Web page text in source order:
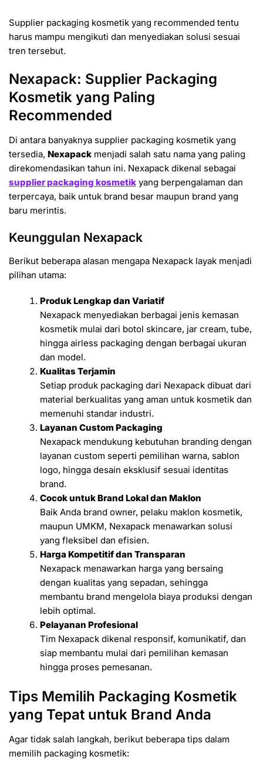
Supplier packaging kosmetik yang recommended tentu
harus mampu mengikuti dan menyediakan solusi sesuai
tren tersebut.
Nexapack: Supplier Packaging
Kosmetik yang Paling
Recommended
Di antara banyaknya supplier packaging kosmetik yang
tersedia, Nexapack menjadi salah satu nama yang paling
direkomendasikan tahun ini. Nexapack dikenal sebagai
supplier packaging kosmetik yang berpengalaman dan
terpercaya, baik untuk brand besar maupun brand yang
baru merintis.
Keunggulan Nexapack
Berikut beberapa alasan mengapa Nexapack layak menjadi
pilihan utama:
Produk Lengkap dan Variatif
Nexapack menyediakan berbagai jenis kemasan
kosmetik mulai dari botol skincare, jar cream, tube,
hingga airless packaging dengan berbagai ukuran
dan model.
Kualitas Terjamin
Setiap produk packaging dari Nexapack dibuat dari
material berkualitas yang aman untuk kosmetik dan
memenuhi standar industri.
Layanan Custom Packaging
Nexapack mendukung kebutuhan branding dengan
layanan custom seperti pemilihan warna, sablon
logo, hingga desain eksklusif sesuai identitas
brand.
Cocok untuk Brand Lokal dan Maklon
Baik Anda brand owner, pelaku maklon kosmetik,
maupun UMKM, Nexapack menawarkan solusi
yang fleksibel dan efisien.
Harga Kompetitif dan Transparan
Nexapack menawarkan harga yang bersaing
dengan kualitas yang sepadan, sehingga
membantu brand mengelola biaya produksi dengan
lebih optimal.
Pelayanan Profesional
Tim Nexapack dikenal responsif, komunikatif, dan
siap membantu mulai dari pemilihan kemasan
hingga proses pemesanan.
Tips Memilih Packaging Kosmetik
yang Tepat untuk Brand Anda
Agar tidak salah langkah, berikut beberapa tips dalam
memilih packaging kosmetik: